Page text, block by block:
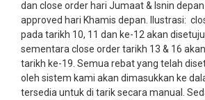
dan close order hari Jumaat & Isnin
approved hari Khamis depan. Ilustrasi:
pada tarikh 10, 11 dan ke-12 akan
sementara close order tarikh 13 & 16
tarikh ke-19. Semua rebat yang telah
oleh sistem kami akan dimasukkan ke
tersedia untuk di tarik secara manual.